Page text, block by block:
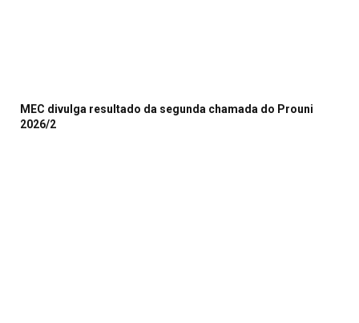
MEC divulga resultado da segunda chamada do Prouni
2026/2